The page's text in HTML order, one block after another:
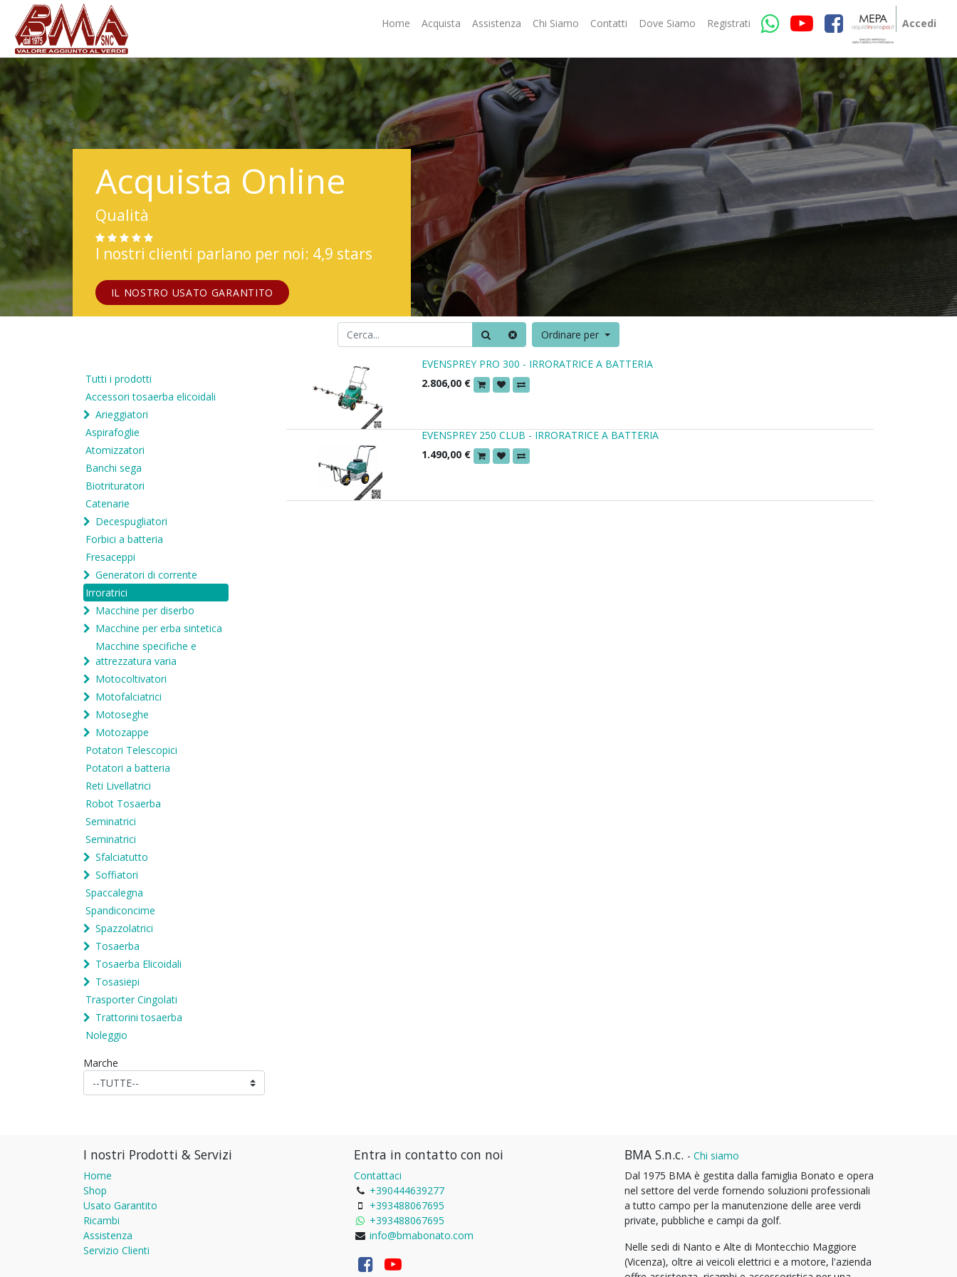
Home Acquista Assistenza Chi Siamo Contatti Dove Siamo Registrati Accedi
Acquista Online
Qualità
I nostri clienti parlano per noi: 4,9 stars
IL NOSTRO USATO GARANTITO
Ordinare per
Tutti i prodotti
Accessori tosaerba elicoidali
Arieggiatori
Aspirafoglie
Atomizzatori
Banchi sega
Biotrituratori
Catenarie
Decespugliatori
Forbici a batteria
Fresaceppi
Generatori di corrente
Irroratrici
Macchine per diserbo
Macchine per erba sintetica
Macchine specifiche e
attrezzatura varia
Motocoltivatori
Motofalciatrici
Motoseghe
Motozappe
Potatori Telescopici
Potatori a batteria
Reti Livellatrici
Robot Tosaerba
Seminatrici
Seminatrici
Sfalciatutto
Soffiatori
Spaccalegna
Spandiconcime
Spazzolatrici
Tosaerba
Tosaerba Elicoidali
Tosasiepi
Trasporter Cingolati
Trattorini tosaerba
Noleggio
Marche
EVENSPREY PRO 300 - IRRORATRICE A BATTERIA
2.806,00 €
EVENSPREY 250 CLUB - IRRORATRICE A BATTERIA
1.490,00 €
I nostri Prodotti & Servizi
Home
Shop
Usato Garantito
Ricambi
Assistenza
Servizio Clienti
Entra in contatto con noi
Contattaci
+390444639277
+393488067695
+393488067695
info@bmabonato.com
BMA S.n.c. - Chi siamo
Dal 1975 BMA è gestita dalla famiglia Bonato e opera
nel settore del verde fornendo soluzioni professionali
a tutto campo per la manutenzione delle aree verdi
private, pubbliche e campi da golf.
Nelle sedi di Nanto e Alte di Montecchio Maggiore
(Vicenza), oltre ai veicoli elettrici e a motore, l'azienda